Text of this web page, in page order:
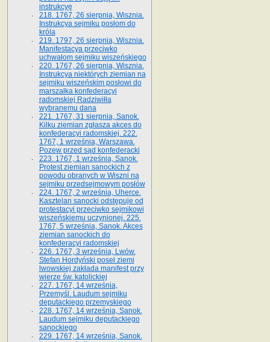
instrukcyę
218. 1767, 26 sierpnia, Wisznia.
Instrukcya sejmiku posłom do
króla
219. 1797, 26 sierpnia, Wisznia.
Manifestacya przeciwko
uchwałom sejmiku wiszeńskiego
220. 1767, 26 sierpnia, Wisznia.
Instrukcya niektórych ziemian na
sejmiku wiszeńskim posłowi do
marszałka konfe­deracyi
radomskiej Radziwiłła
wybranemu dana
221. 1767, 31 sierpnia, Sanok.
Kilku ziemian zgłasza akces do
konfederacyi radomskiej. 222.
1767, 1 września, Warszawa.
Pozew przed sąd konfederacki
223. 1767, 1 września, Sanok.
Protest ziemian sanockich z
powodu obranych w Wiszni na
sejmiku przedsejmo­wym posłów
224. 1767, 2 września, Uherce.
Kasztelan sanocki odstępuje od
protestacyi przeciwko sejmikowi
wiszeńskiemu uczynionej. 225.
1767, 5 września, Sanok. Akces
ziemian sanockich do
konfederacyi radomskiej
226. 1767, 3 września, Lwów.
Stefan Hordyński poseł ziemi
lwowskiej zakłada manifest przy
wierze św. ka­tolickiej
227. 1767, 14 września,
Przemyśl. Laudum sejmiku
deputackiego przemyskiego
228. 1767, 14 września, Sanok.
Laudum sejmiku deputackiego
sanockiego
229. 1767, 14 września, Sanok.